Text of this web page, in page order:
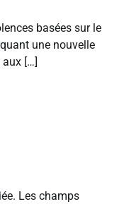
basées sur le
une nouvelle
[…]
Les champs